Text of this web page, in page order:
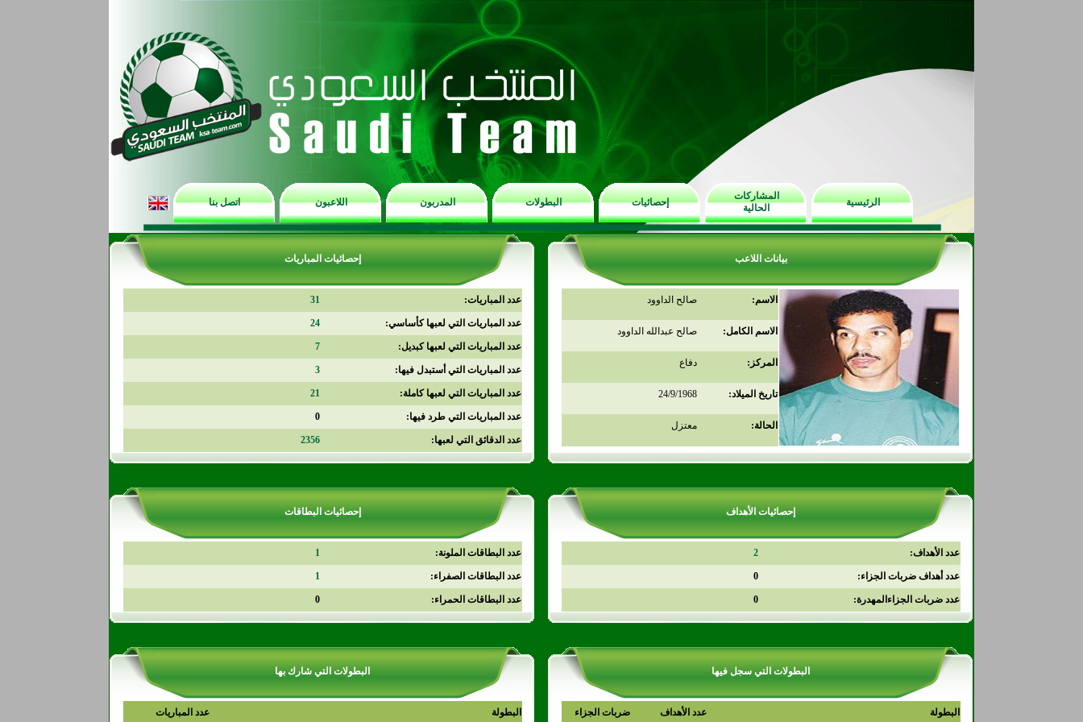
الرئيسية
المشاركات
الحالية
إحصائيات البطولات المدربون اللاعبون اتصل بنا
بيانات اللاعب إحصائيات المباريات
الاسم: صالح الداوود
الاسم الكامل: صالح عبدالله الداوود
المركز: دفاع
تاريخ الميلاد: 24/9/1968
الحالة: معتزل
عدد المباريات: 31
عدد المباريات التي لعبها كأساسي: 24
عدد المباريات التي لعبها كبديل: 7
عدد المباريات التي أستبدل فيها: 3
عدد المباريات التي لعبها كاملة: 21
عدد المباريات التي طرد فيها: 0
عدد الدقائق التي لعبها: 2356
إحصائيات الأهداف إحصائيات البطاقات
عدد الأهداف: 2
عدد أهداف ضربات الجزاء: 0
عدد ضربات الجزاءالمهدرة: 0
عدد البطاقات الملونة: 1
عدد البطاقات الصفراء: 1
عدد البطاقات الحمراء: 0
البطولات التي سجل فيها البطولات التي شارك بها
البطولة عدد الأهداف ضربات الجزاء البطولة عدد المباريات